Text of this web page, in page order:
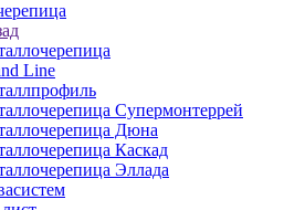
Line
Супермонтеррей
Дюна
Каскад
Эллада